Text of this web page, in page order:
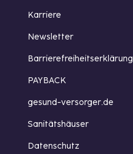
Karriere
Newsletter
Barrierefreiheitserklärung
PAYBACK
gesund-versorger.de
Sanitätshäuser
Datenschutz